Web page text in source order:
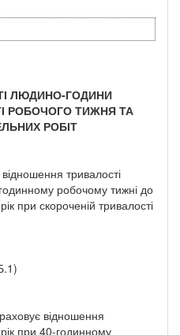
ЛЮДИНО-ГОДИНИ
РОБОЧОГО ТИЖНЯ ТА
РОБІТ
тривалості
робочому тижні до
при скороченій тривалості
відношення
при 40-годинному